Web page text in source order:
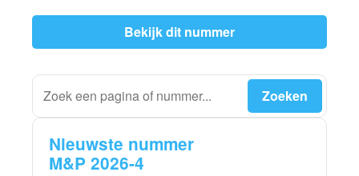
Bekijk dit nummer
Nieuwste nummer
M&P 2026-4